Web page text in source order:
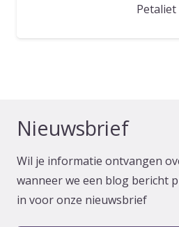
Petaliet
Nieuwsbrief
Wil je informatie ontvangen
wanneer we een blog bericht
in voor onze nieuwsbrief